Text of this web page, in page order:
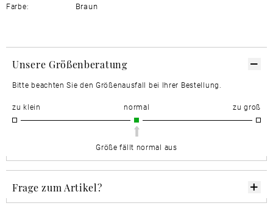
Farbe:
Braun
Unsere Größenberatung
Bitte beachten Sie den Größenausfall bei Ihrer Bestellung.
zu klein normal zu groß
Größe fällt normal aus
Frage zum Artikel?